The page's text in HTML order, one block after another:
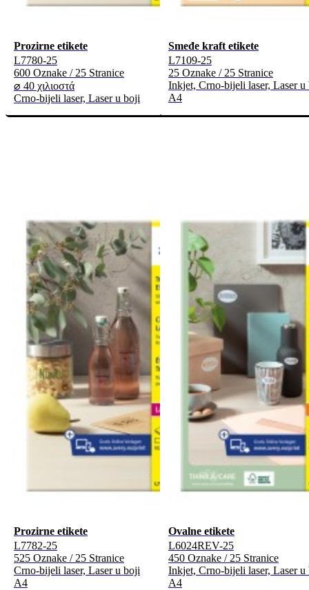
Prozirne etikete
L7780-25
600 Oznake / 25 Stranice
⌀ 40 χιλιοστά
Crno-bijeli laser, Laser u boji
Smeđe kraft etikete
L7109-25
25 Oznake / 25 Stranice
Inkjet, Crno-bijeli laser, Laser u
A4
Prozirne etikete
L7782-25
525 Oznake / 25 Stranice
Crno-bijeli laser, Laser u boji
A4
Ovalne etikete
L6024REV-25
450 Oznake / 25 Stranice
Inkjet, Crno-bijeli laser, Laser u
A4